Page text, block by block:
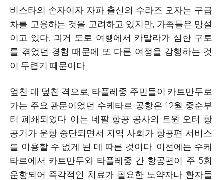
비스타의 손자이자 자파 출신의 수라즈 오자는 구급
차를 고용하는 것을 고려하고 있지만, 가족들은 망설
이고 있다. 과거 도로 여행에서 카말라가 심한 구토
를 겪었던 경험 때문에 또 다른 여정을 감행하는 것
이 두렵기 때문이다.
엎친 데 덮친 격으로, 타플레중 주민들이 카트만두로
가는 주요 관문이었던 수케타르 공항은 12월 중순부
터 폐쇄되었다. 이는 네팔 항공 공사의 트윈 오터 항
공기가 운항 중단되면서 지역 사회가 항공편 서비스
를 이용할 수 없게 된 데 따른 것이다. 이전에는 수케
타르에서 카트만두와 타플레중 간 항공편이 주 5회
운항되어 즉각적인 치료가 필요한 노약자나 환자들